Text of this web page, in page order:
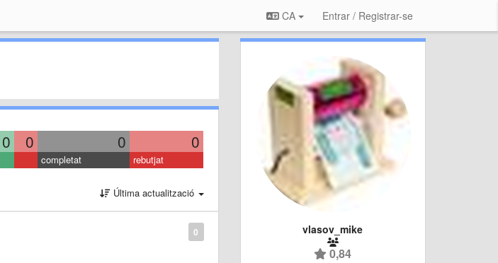
CA Entrar / Registrar-se
0 0 0 0
completat rebutjat
Última actualització
0 vlasov_mike
0,84